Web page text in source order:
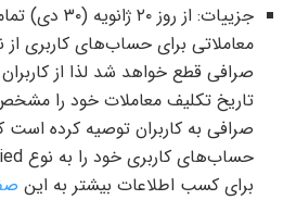
جزییات: از روز
معاملاتی برای حساب‌های کاربری
صرافی قطع خواهد شد لذا از
تاریخ تکلیف معاملات خود را
صرافی به کاربران توصیه کرده
برای کسب اطلاعات بیشتر به این